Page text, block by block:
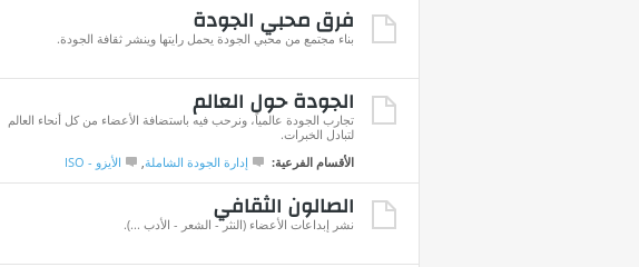
فرق محبي الجودة
بناء مجتمع من محبي الجودة يحمل رايتها وينشر ثقافة الجودة.
الجودة حول العالم
تجارب الجودة عالمياً، ونرحب فيه باستضافة الأعضاء من كل أنحاء العالم
لتبادل الخبرات.
الأقسام الفرعية:
إدارة الجودة الشاملة الأيزو - ISO
الصالون الثقافي
نشر إبداعات الأعضاء (النثر - الشعر - الأدب ...).